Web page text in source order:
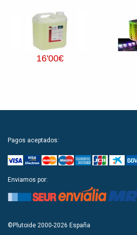
16'00€
Pagos aceptados:
Enviamos por:
©Plutoide 2000-2026 España